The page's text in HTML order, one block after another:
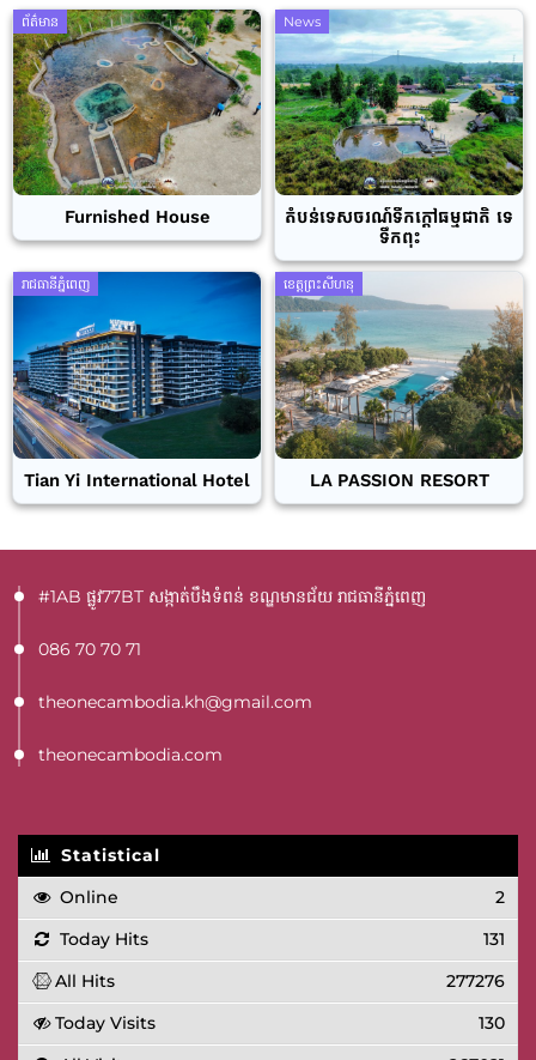
ព័ត៌មាន
Furnished House
News
តំបន់ទេសចរណ៍ទឹកក្តៅធម្មជាតិ ទេ
ទឹកពុះ
រាជធានីភ្នំពេញ
Tian Yi International Hotel
ខេត្តព្រះសីហនុ
LA PASSION RESORT
#1AB ផ្លូវ77BT​ សង្កាត់បឹងទំពន់ ខណ្ឌមានជ័យ រាជធានីភ្នំពេញ
086 70 70 71
theonecambodia.kh@gmail.com
theonecambodia.com
Statistical
Online
2
Today Hits
131
All Hits
277276
Today Visits
130